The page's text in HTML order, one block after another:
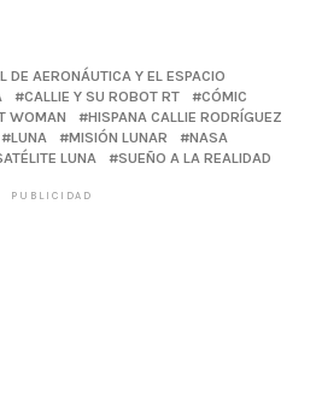
DE AERONÁUTICA Y EL ESPACIO
CALLIE Y SU ROBOT RT
CÓMIC
WOMAN
HISPANA CALLIE RODRÍGUEZ
LUNA MISIÓN LUNAR
NASA
LUNA SUEÑO A LA REALIDAD
PUBLICIDAD